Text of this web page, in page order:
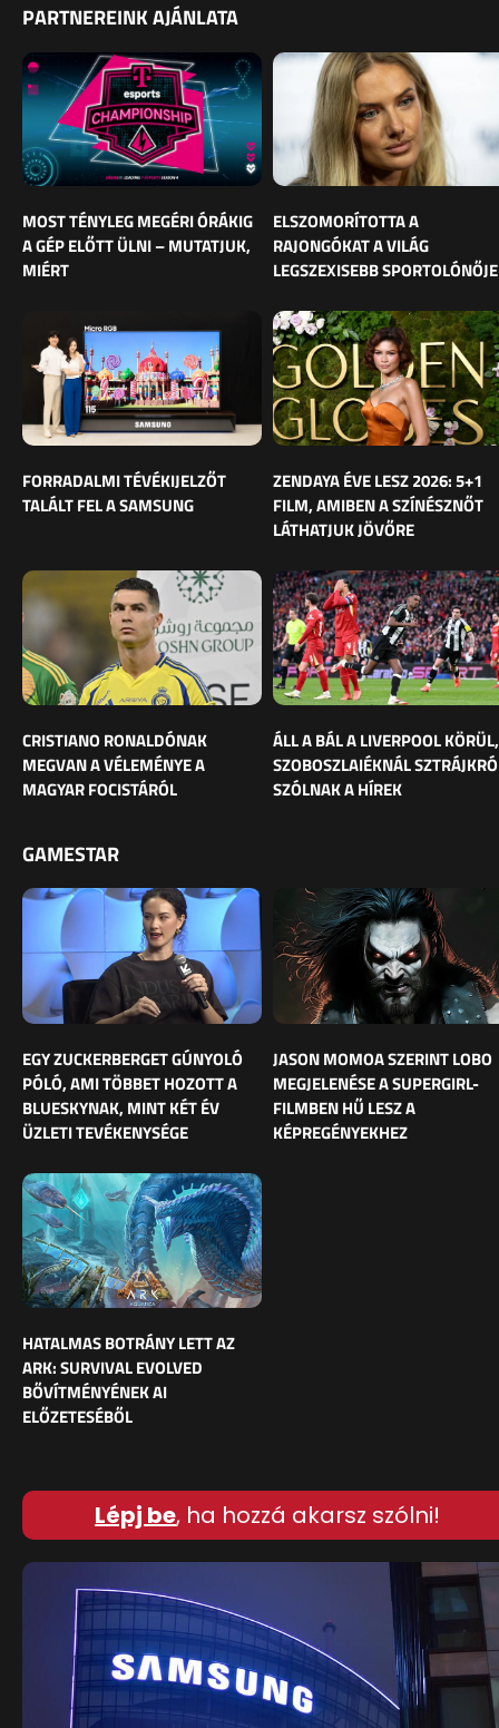
PARTNEREINK AJÁNLATA
MOST TÉNYLEG MEGÉRI ÓRÁKIG
A GÉP ELŐTT ÜLNI – MUTATJUK,
MIÉRT
ELSZOMORÍTOTTA A
RAJONGÓKAT A VILÁG
LEGSZEXISEBB SPORTOLÓNŐJE
FORRADALMI TÉVÉKIJELZŐT
TALÁLT FEL A SAMSUNG
ZENDAYA ÉVE LESZ 2026: 5+1
FILM, AMIBEN A SZÍNÉSZNŐT
LÁTHATJUK JÖVŐRE
CRISTIANO RONALDÓNAK
MEGVAN A VÉLEMÉNYE A
MAGYAR FOCISTÁRÓL
ÁLL A BÁL A LIVERPOOL KÖRÜL,
SZOBOSZLAIÉKNÁL
SZÓLNAK A HÍREK
GAMESTAR
EGY ZUCKERBERGET GÚNYOLÓ
PÓLÓ, AMI TÖBBET HOZOTT A
BLUESKYNAK, MINT KÉT ÉV
ÜZLETI TEVÉKENYSÉGE
JASON MOMOA SZERINT LOBO
MEGJELENÉSE A SUPERGIRL-
FILMBEN HŰ LESZ A
KÉPREGÉNYEKHEZ
HATALMAS BOTRÁNY LETT AZ
ARK: SURVIVAL EVOLVED
BŐVÍTMÉNYÉNEK AI
ELŐZETESÉBŐL
Lépj be, ha hozzá akarsz szólni!